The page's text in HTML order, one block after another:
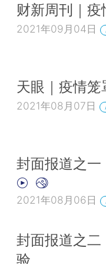
财新周刊｜
2021年09月04日
天眼｜疫情笼
2021年08月07日
封面报道之
2021年08月06日
封面报道之
验